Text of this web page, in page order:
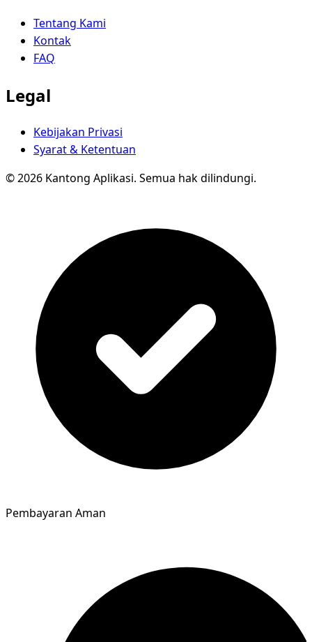
Tentang Kami
Kontak
FAQ
Legal
Kebijakan Privasi
Syarat & Ketentuan
© 2026 Kantong Aplikasi. Semua hak dilindungi.
Pembayaran Aman